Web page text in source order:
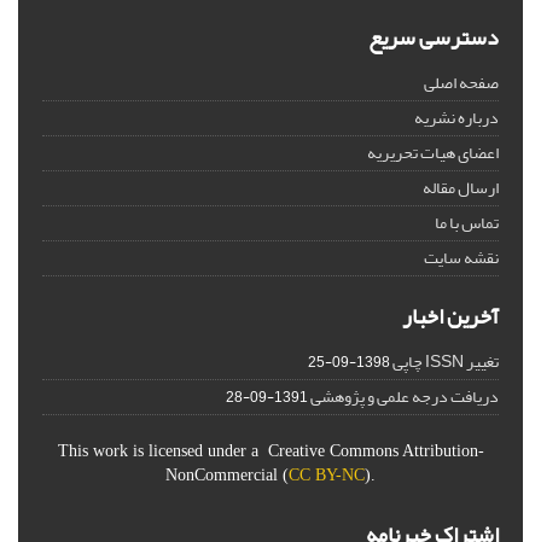
دسترسی سریع
صفحه اصلی
درباره نشریه
اعضای هیات تحریریه
ارسال مقاله
تماس با ما
نقشه سایت
آخرین اخبار
تغییر ISSN چاپی 1398-09-25
دریافت درجه علمی و پژوهشی1391-09-28
This work is licensed under a Creative Commons Attribution-
NonCommercial (CC BY-NC).